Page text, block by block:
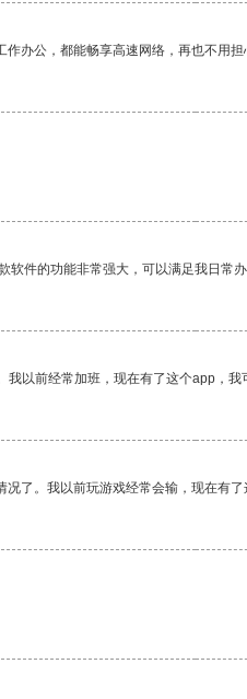
办公，都能畅享高速网络，再也不用担
件的功能非常强大，可以满足我日常
以前经常加班，现在有了这个app，我
了。我以前玩游戏经常会输，现在有了